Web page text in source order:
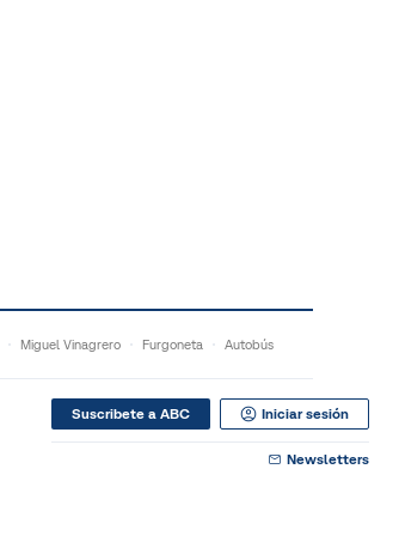
Miguel Vinagrero Furgoneta Autobús
Suscribete a ABC Iniciar sesión
Newsletters